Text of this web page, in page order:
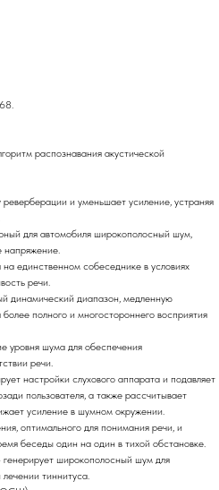
распознавания акустической
и уменьшает усиление, устраняя
для автомобиля широкополосный шум,
напряжение.
единственном собеседнике в условиях
речи.
динамический диапазон, медленную
полного и многостороннего восприятия
уровня шума для обеспечения
речи.
настройки слухового аппарата и подавляет
пользователя, а также рассчитывает
усиление в шумном окружении.
оптимального для понимания речи, и
беседы один на один в тихой обстановке.
широкополосный шум для
тиннитуса.